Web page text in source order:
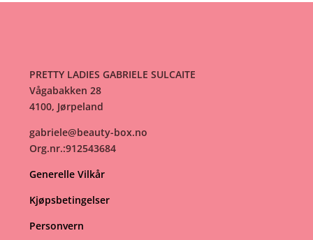
PRETTY LADIES GABRIELE SULCAITE
Vågabakken 28
4100, Jørpeland
gabriele@beauty-box.no
Org.nr.:912543684
Generelle Vilkår
Kjøpsbetingelser
Personvern